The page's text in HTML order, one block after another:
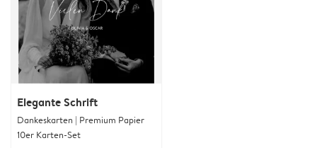
Elegante Schrift
Dankeskarten | Premium Papier
10er Karten-Set